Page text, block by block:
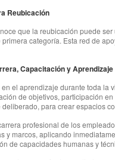
Reubicación
que la reubicación puede
categoría. Esta red de
Capacitación y Aprendizaje
el aprendizaje durante toda la
de objetivos, participación
para crear espacios
profesional de los
y marcos, aplicando
de capacidades humanas y